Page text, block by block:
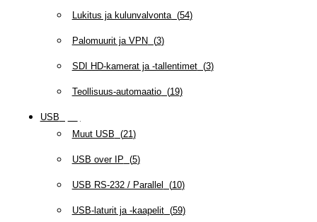
Lukitus ja kulunvalvonta(54)
Palomuurit ja VPN (3)
SDI HD-kamerat ja -tallentimet(3)
Teollisuus-automaatio(19)
USB
Muut USB (21)
USB over IP (5)
USB RS-232 / Parallel (10)
USB-laturit ja -kaapelit(59)